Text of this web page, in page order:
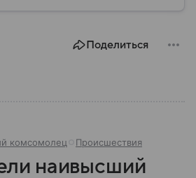
Поделиться
комсомолец Происшествия
наивысший